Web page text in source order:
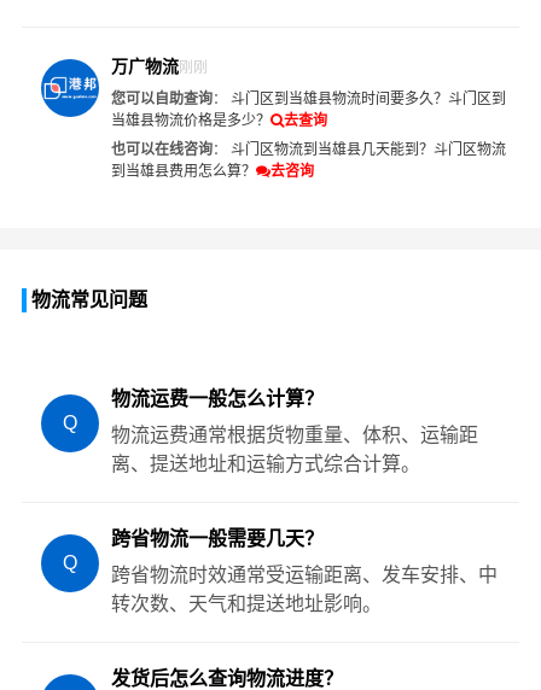
万广物流刚刚
您可以自助查询： 斗门区到当雄县物流时间要多久？ 斗门区到
当雄县物流价格是多少？
去查询
也可以在线咨询： 斗门区物流到当雄县几天能到？ 斗门区物流
到当雄县费用怎么算？
去咨询
物流常见问题
Q
物流运费一般怎么计算？
物流运费通常根据货物重量、体积、运输距
离、提送地址和运输方式综合计算。
Q
跨省物流一般需要几天？
跨省物流时效通常受运输距离、发车安排、中
转次数、天气和提送地址影响。
发货后怎么查询物流进度？